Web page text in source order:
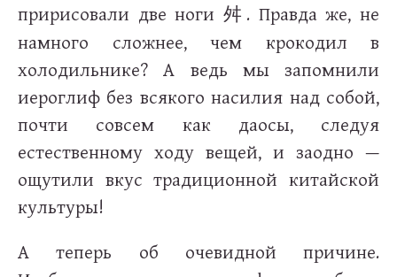
пририсовали две ноги舛 . Правда же, не
намного сложнее, чем крокодил в
холодильнике? А ведь мы запомнили
иероглиф без всякого насилия над собой,
почти совсем как даосы, следуя
естественному ходу вещей, и заодно —
ощутили вкус традиционной китайской
культуры!
А теперь об очевидной причине.